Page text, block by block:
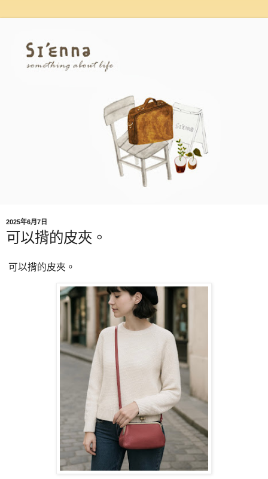
2025年6月7日
可以揹的皮夾。
可以揹的皮夾。